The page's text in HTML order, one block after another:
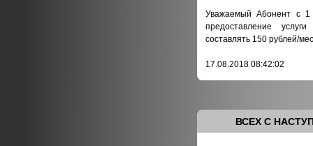
Уважаемый Абонент с 1
предоставление
составлять 150 рублей/
17.08.2018 08:42:02
ВСЕХ С